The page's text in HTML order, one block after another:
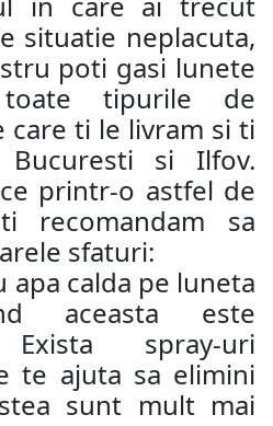
situatie neplacuta,
poti gasi lunete
tipurile de
care ti le livram si ti
si Ilfov.
printr-o astfel de
recomandam sa
sfaturi:
apa calda pe luneta
aceasta este
Exista spray-uri
te ajuta sa elimini
sunt mult mai